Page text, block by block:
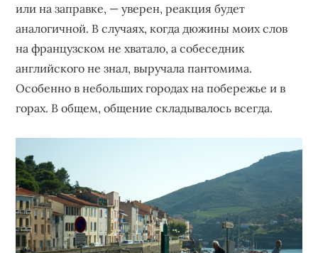
или на заправке, — уверен, реакция будет
аналогичной. В случаях, когда дюжины моих слов
на французском не хватало, а собеседник
английского не знал, выручала пантомима.
Особенно в небольших городах на побережье и в
горах. В общем, общение складывалось всегда.